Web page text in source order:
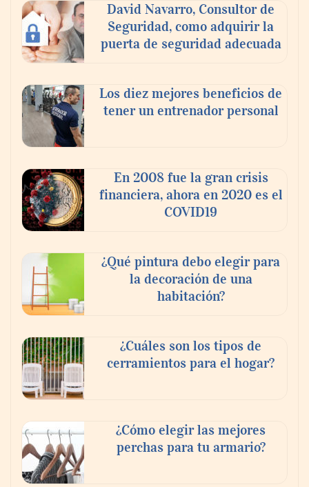
David Navarro, Consultor de
Seguridad, como adquirir la
puerta de seguridad adecuada
Los diez mejores beneficios de
tener un entrenador personal
En 2008 fue la gran crisis
financiera, ahora en 2020 es el
COVID19
¿Qué pintura debo elegir para
la decoración de una
habitación?
¿Cuáles son los tipos de
cerramientos para el hogar?
¿Cómo elegir las mejores
perchas para tu armario?